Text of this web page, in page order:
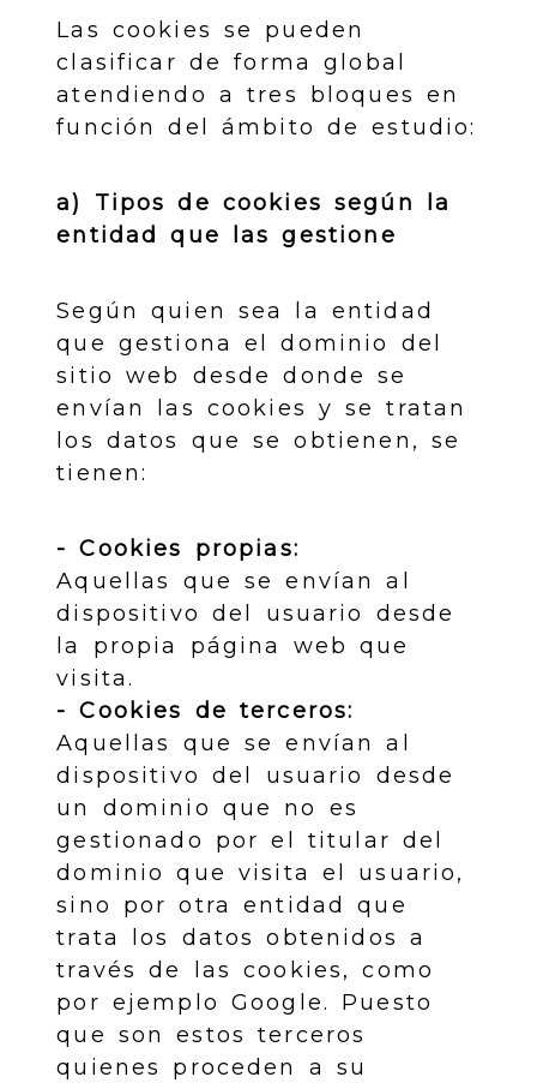
Las cookies se pueden
clasificar de forma global
atendiendo a tres bloques en
función del ámbito de estudio:
a) Tipos de cookies según la
entidad que las gestione
Según quien sea la entidad
que gestiona el dominio del
sitio web desde donde se
envían las cookies y se tratan
los datos que se obtienen, se
tienen:
- Cookies propias:
Aquellas que se envían al
dispositivo del usuario desde
la propia página web que
visita.
- Cookies de terceros:
Aquellas que se envían al
dispositivo del usuario desde
un dominio que no es
gestionado por el titular del
dominio que visita el usuario,
sino por otra entidad que
trata los datos obtenidos a
través de las cookies, como
por ejemplo Google. Puesto
que son estos terceros
quienes proceden a su